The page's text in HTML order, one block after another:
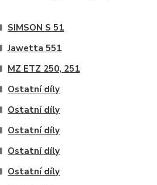
SIMSON S 51
Jawetta 551
MZ ETZ 250, 251
Ostatní díly
Ostatní díly
Ostatní díly
Ostatní díly
Ostatní díly